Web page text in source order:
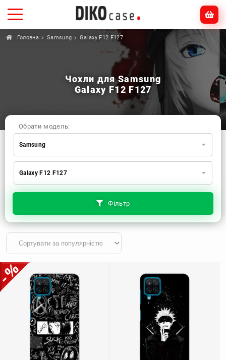
Головна Samsung Galaxy F12 F127
Чохли для Samsung
Galaxy F12 F127
Фільтр
Обрати модель:
Samsung
Xiaomi
Apple
Huawei
Realme
TECNO
ZTE
OnePlus
Motorola
Galaxy F12 F127